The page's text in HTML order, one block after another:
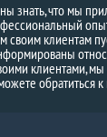
знать, что мы
своим клиентам
клиентами,
обратиться к